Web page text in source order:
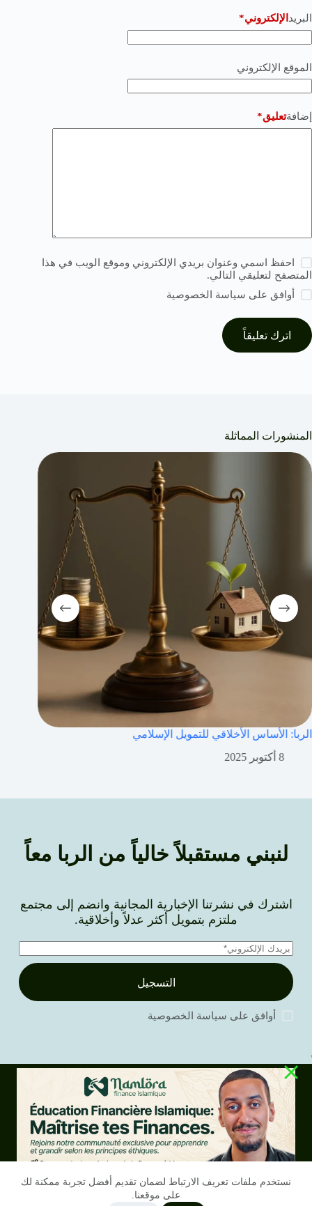
نستخدم ملفات تعريف الارتباط لضمان تقديم أفضل تجربة ممكنة لك
على موقعنا.
البريد الإلكتروني*
الموقع الإلكتروني
إضافةتعليق*
احفظ اسمي وعنوان بريدي الإلكتروني وموقع الويب في هذا
المتصفح لتعليقي التالي.
أوافق على سياسة الخصوصية
اترك تعليقاً
المنشورات المماثلة
الربا: الأساس الأخلاقي للتمويل الإسلامي
العصرية
لنبني مستقبلاً خالياً من الربا معاً
اشترك في نشرتنا الإخبارية المجانية وانضم إلى مجتمع
ملتزم بتمويل أكثر عدلاً وأخلاقية.
التسجيل
أوافق على سياسة الخصوصية
المدونةالخدماتتاريخنااتصل بنا
حقوق الطبع والنشر
الشروط والأحكام